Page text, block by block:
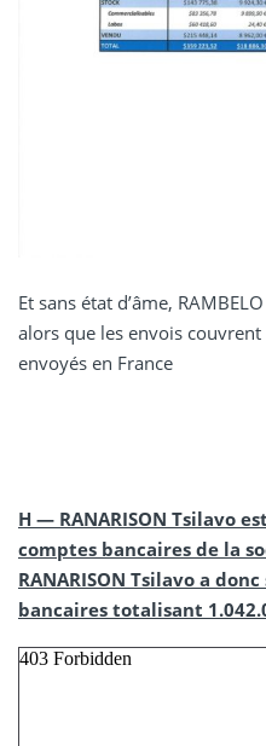
Et sans état d’âme,
alors que les envois
envoyés en France
H — RANARISON Tsilavo
comptes bancaires de la
RANARISON Tsilavo a
bancaires totalisant